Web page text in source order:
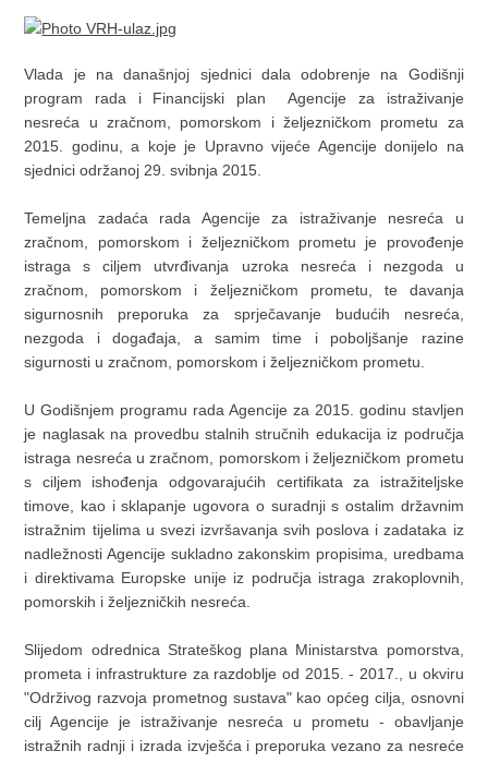
Vlada je na današnjoj sjednici dala odobrenje na Godišnji
program rada i Financijski plan Agencije za istraživanje
nesreća u zračnom, pomorskom i željezničkom prometu za
2015. godinu, a koje je Upravno vijeće Agencije donijelo na
sjednici održanoj 29. svibnja 2015.
Temeljna zadaća rada Agencije za istraživanje nesreća u
zračnom, pomorskom i željezničkom prometu je provođenje
istraga s ciljem utvrđivanja uzroka nesreća i nezgoda u
zračnom, pomorskom i željezničkom prometu, te davanja
sigurnosnih preporuka za sprječavanje budućih nesreća,
nezgoda i događaja, a samim time i poboljšanje razine
sigurnosti u zračnom, pomorskom i željezničkom prometu.
U Godišnjem programu rada Agencije za 2015. godinu stavljen
je naglasak na provedbu stalnih stručnih edukacija iz područja
istraga nesreća u zračnom, pomorskom i željezničkom prometu
s ciljem ishođenja odgovarajućih certifikata za istražiteljske
timove, kao i sklapanje ugovora o suradnji s ostalim državnim
istražnim tijelima u svezi izvršavanja svih poslova i zadataka iz
nadležnosti Agencije sukladno zakonskim propisima, uredbama
i direktivama Europske unije iz područja istraga zrakoplovnih,
pomorskih i željezničkih nesreća.
Slijedom odrednica Strateškog plana Ministarstva pomorstva,
prometa i infrastrukture za razdoblje od 2015. - 2017., u okviru
"Održivog razvoja prometnog sustava" kao općeg cilja, osnovni
cilj Agencije je istraživanje nesreća u prometu - obavljanje
istražnih radnji i izrada izvješća i preporuka vezano za nesreće